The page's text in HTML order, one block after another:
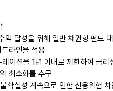
익 달성을 위해 일반 채권형 펀드
라인을 적용
이션을 1년 이내로 제한하여 금리
최소화를 추구
확실성 계속으로 인한 신용위험 차